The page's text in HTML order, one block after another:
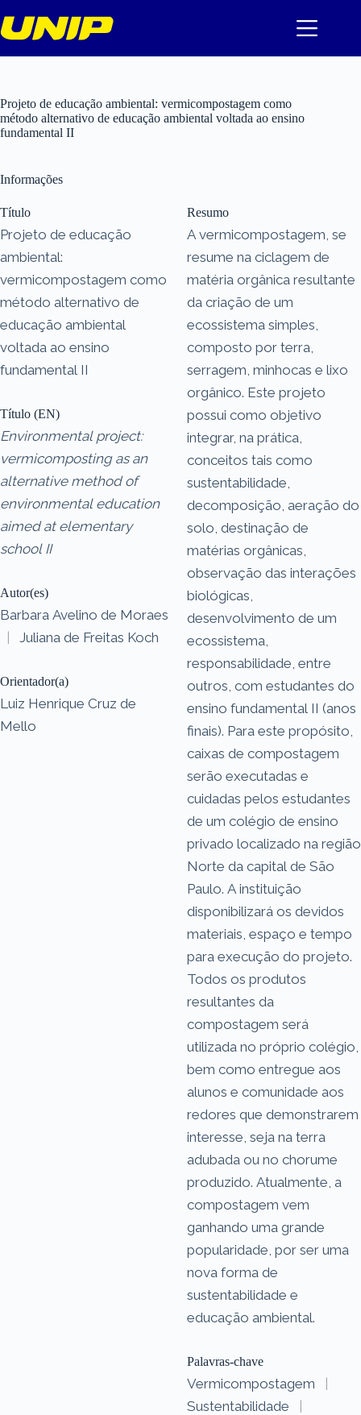
para
o
Projeto de educação ambiental: vermicompostagem como
método alternativo de educação ambiental voltada ao ensino
fundamental II
Informações
Título
Projeto de educação
ambiental:
vermicompostagem como
método alternativo de
educação ambiental
voltada ao ensino
fundamental II
Título (EN)
Environmental project:
vermicomposting as an
alternative method of
environmental education
aimed at elementary
school II
Autor(es)
Barbara Avelino de Moraes
|
Juliana de Freitas Koch
Orientador(a)
Luiz Henrique Cruz de
Mello
Resumo
A vermicompostagem, se
resume na ciclagem de
matéria orgânica resultante
da criação de um
ecossistema simples,
composto por terra,
serragem, minhocas e lixo
orgânico. Este projeto
possui como objetivo
integrar, na prática,
conceitos tais como
sustentabilidade,
decomposição, aeração do
solo, destinação de
matérias orgânicas,
observação das interações
biológicas,
desenvolvimento de um
ecossistema,
responsabilidade, entre
outros, com estudantes do
ensino fundamental II (anos
finais). Para este propósito,
caixas de compostagem
serão executadas e
cuidadas pelos estudantes
de um colégio de ensino
privado localizado na região
Norte da capital de São
Paulo. A instituição
disponibilizará os devidos
materiais, espaço e tempo
para execução do projeto.
Todos os produtos
resultantes da
compostagem será
utilizada no próprio colégio,
bem como entregue aos
alunos e comunidade aos
redores que demonstrarem
interesse, seja na terra
adubada ou no chorume
produzido. Atualmente, a
compostagem vem
ganhando uma grande
popularidade, por ser uma
nova forma de
sustentabilidade e
educação ambiental.
Palavras-chave
Vermicompostagem
|
Sustentabilidade
|